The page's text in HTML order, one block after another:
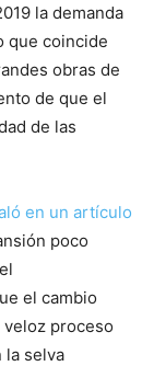
la demanda
que coincide
obras de
de que el
de las
en un artículo
poco
el cambio
veloz proceso
la selva